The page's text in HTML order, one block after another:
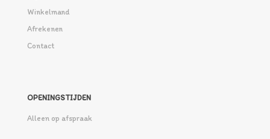
Winkelmand
Afrekenen
Contact
OPENINGSTIJDEN
Alleen op afspraak